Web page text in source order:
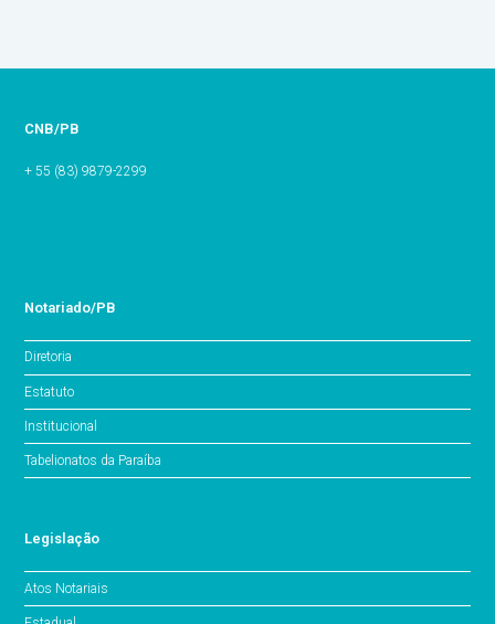
CNB/PB
+ 55 (83) 9879-2299
Notariado/PB
Diretoria
Estatuto
Institucional
Tabelionatos da Paraíba
Legislação
Atos Notariais